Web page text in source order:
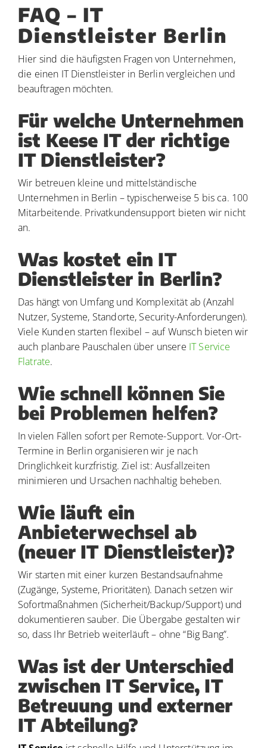
FAQ – IT
Dienstleister Berlin
Hier sind die häufigsten Fragen von Unternehmen,
die einen IT Dienstleister in Berlin vergleichen und
beauftragen möchten.
Für welche Unternehmen
ist Keese IT der richtige
IT Dienstleister?
Wir betreuen kleine und mittelständische
Unternehmen in Berlin – typischerweise 5 bis ca. 100
Mitarbeitende. Privatkundensupport bieten wir nicht
an.
Was kostet ein IT
Dienstleister in Berlin?
Das hängt von Umfang und Komplexität ab (Anzahl
Nutzer, Systeme, Standorte, Security-Anforderungen).
Viele Kunden starten flexibel – auf Wunsch bieten wir
auch planbare Pauschalen über unsere IT Service
Flatrate.
Wie schnell können Sie
bei Problemen helfen?
In vielen Fällen sofort per Remote-Support. Vor-Ort-
Termine in Berlin organisieren wir je nach
Dringlichkeit kurzfristig. Ziel ist: Ausfallzeiten
minimieren und Ursachen nachhaltig beheben.
Wie läuft ein
Anbieterwechsel ab
(neuer IT Dienstleister)?
Wir starten mit einer kurzen Bestandsaufnahme
(Zugänge, Systeme, Prioritäten). Danach setzen wir
Sofortmaßnahmen (Sicherheit/Backup/Support) und
dokumentieren sauber. Die Übergabe gestalten wir
so, dass Ihr Betrieb weiterläuft – ohne “Big Bang”.
Was ist der Unterschied
zwischen IT Service, IT
Betreuung und externer
IT Abteilung?